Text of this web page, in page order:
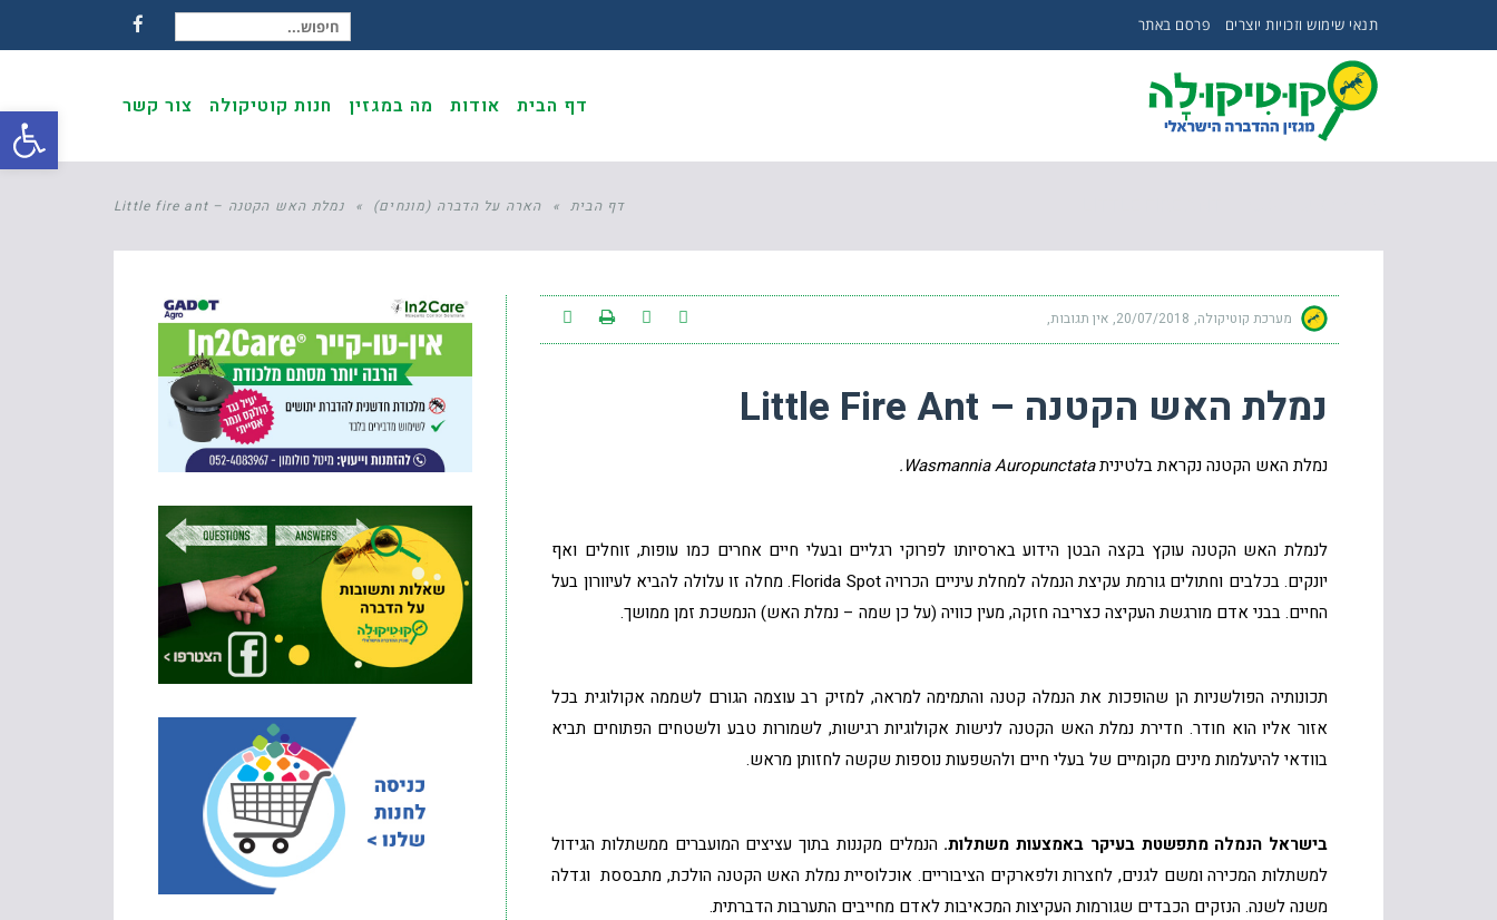
תנאי שימוש וזכויות יוצרים פרסם באתר
חיפוש עבור:
Facebook
דף הבית אודות מה במגזין חנות קוטיקולה צור קשר
דף הבית » הארה על הדברה (מונחים) » נמלת האש הקטנה – Little fire ant
מערכת קוטיקולה 20/07/2018 אין תגובות
נמלת האש הקטנה – Little Fire Ant
נמלת האש הקטנה נקראת בלטיניתWasmannia Auropunctata.
לנמלת האש הקטנה עוקץ בקצה הבטן הידוע בארסיותו לפרוקי רגליים ובעלי חיים אחרים כמו עופות, זוחלים ואף
יונקים. בכלבים וחתולים גורמת עקיצת הנמלה למחלת עיניים הכרויה Florida Spot. מחלה זו עלולה להביא לעיוורון בעל
החיים. בבני אדם מורגשת העקיצה כצריבה חזקה, מעין כוויה (על כן שמה – נמלת האש) הנמשכת זמן ממושך.
תכונותיה הפולשניות הן שהופכות את הנמלה קטנה והתמימה למראה, למזיק רב עוצמה הגורם לשממה אקולוגית בכל
אזור אליו הוא חודר. חדירת נמלת האש הקטנה לנישות אקולוגיות רגישות, לשמורות טבע ולשטחים הפתוחים תביא
בוודאי להיעלמות מינים מקומיים של בעלי חיים ולהשפעות נוספות שקשה לחזותן מראש.
בישראל הנמלה מתפשטת בעיקר באמצעות משתלות. הנמלים מקננות בתוך עציצים המועברים ממשתלות הגידול
למשתלות המכירה ומשם לגנים, לחצרות ולפארקים הציבוריים. אוכלוסיית נמלת האש הקטנה הולכת, מתבססת וגדלה
משנה לשנה. הנזקים הכבדים שגורמות העקיצות המכאיבות לאדם מחייבים התערבות הדברתית.